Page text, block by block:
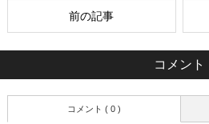
前の記事
コメント
コメント ( 0 )